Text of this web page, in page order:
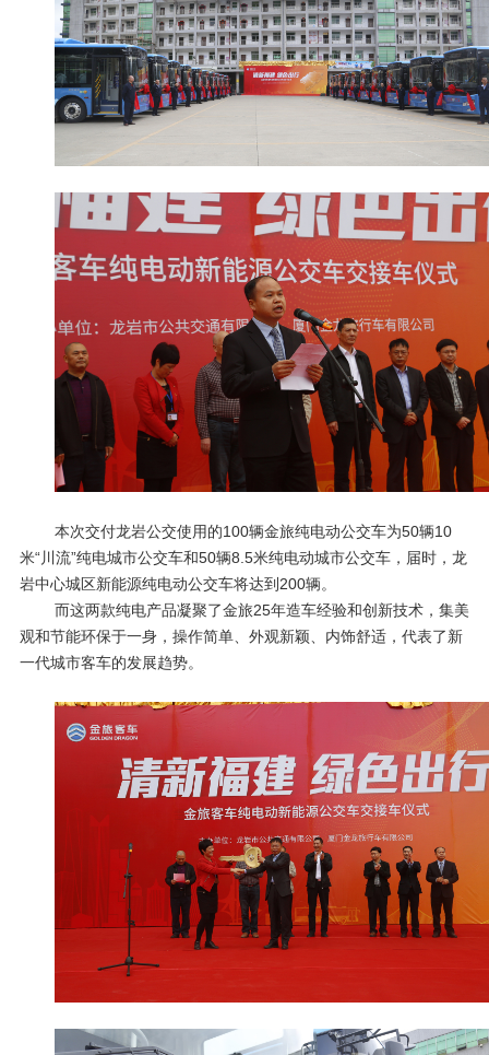
本次交付龙岩公交使用的100辆金旅纯电动公交车为50辆10
米“川流”纯电城市公交车和50辆8.5米纯电动城市公交车，届时，龙
岩中心城区新能源纯电动公交车将达到200辆。
而这两款纯电产品凝聚了金旅25年造车经验和创新技术，集美
观和节能环保于一身，操作简单、外观新颖、内饰舒适，代表了新
一代城市客车的发展趋势。